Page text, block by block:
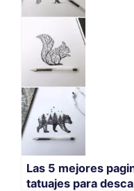
Las 5 mejores
tatuajes para